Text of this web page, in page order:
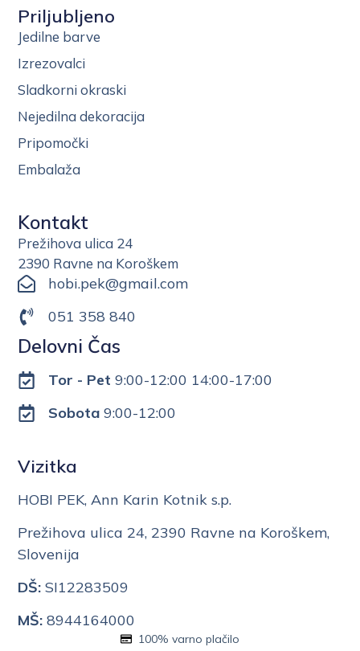
Priljubljeno
Jedilne barve
Izrezovalci
Sladkorni okraski
Nejedilna dekoracija
Pripomočki
Embalaža
Kontakt
Prežihova ulica 24
2390 Ravne na Koroškem
hobi.pek@gmail.com
051 358 840
Delovni Čas
Tor - Pet 9:00-12:00 14:00-17:00
Sobota9:00-12:00
Vizitka
HOBI PEK, Ann Karin Kotnik s.p.
Prežihova ulica 24, 2390 Ravne na Koroškem,
Slovenija
DŠ: SI12283509
MŠ: 8944164000
100% varno plačilo